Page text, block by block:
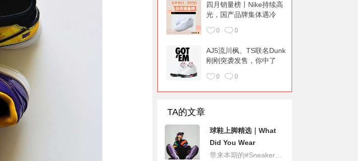
四月销量榜丨Nike持续高
光，国产品牌集体遇冷
0 0
AJ5流川枫、TS联名Dunk
刚刚突袭发售，你中了
0 0
TA的文章
球鞋上脚精选｜What
Did You Wear
Today？（9.13期）